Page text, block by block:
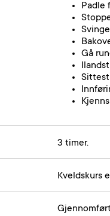
Padle
Gå
3 timer.
Kveldskurs